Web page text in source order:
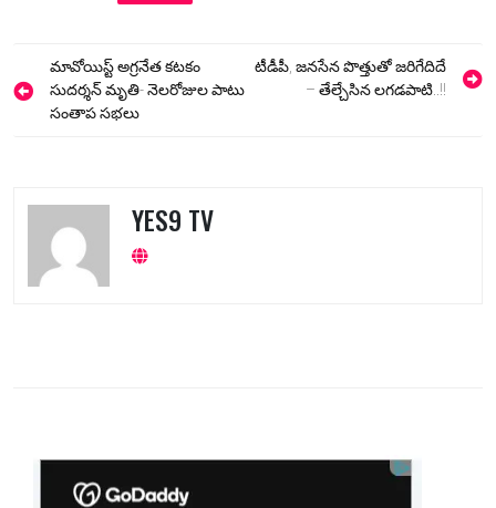
Post
navigation
మావోయిస్ట్ అగ్రనేత కటకం
సుదర్శన్ మృతి- నెలరోజుల పాటు
సంతాప సభలు
టీడీపీ, జనసేన పొత్తుతో జరిగేదిదే
– తేల్చేసిన లగడపాటి..!!
YES9 TV